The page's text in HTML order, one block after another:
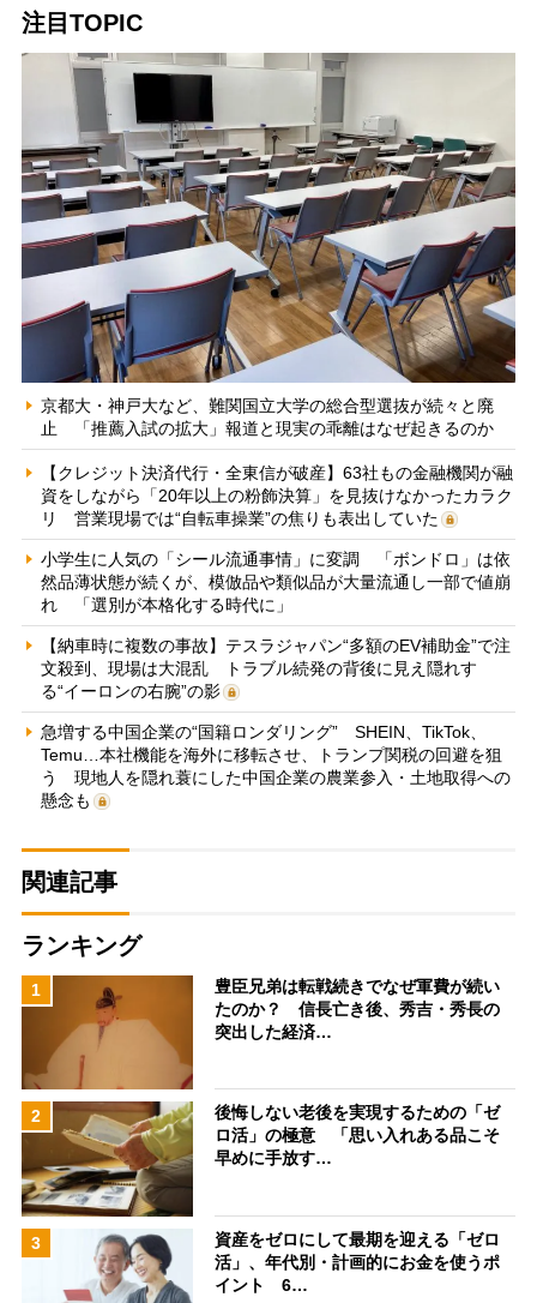
注目TOPIC
京都大・神戸大など、難関国立大学の総合型選抜が続々と廃
止 「推薦入試の拡大」報道と現実の乖離はなぜ起きるのか
【クレジット決済代行・全東信が破産】63社もの金融機関が融
資をしながら「20年以上の粉飾決算」を見抜けなかったカラク
リ 営業現場では“自転車操業”の焦りも表出していた
小学生に人気の「シール流通事情」に変調 「ボンドロ」は依
然品薄状態が続くが、模倣品や類似品が大量流通し一部で値崩
れ 「選別が本格化する時代に」
【納車時に複数の事故】テスラジャパン“多額のEV補助金”で注
文殺到、現場は大混乱 トラブル続発の背後に見え隠れす
る“イーロンの右腕”の影
急増する中国企業の“国籍ロンダリング” SHEIN、TikTok、
Temu…本社機能を海外に移転させ、トランプ関税の回避を狙
う 現地人を隠れ蓑にした中国企業の農業参入・土地取得への
懸念も
関連記事
ランキング
1
豊臣兄弟は転戦続きでなぜ軍費が続い
たのか？ 信長亡き後、秀吉・秀長の
突出した経済…
2
後悔しない老後を実現するための「ゼ
ロ活」の極意 「思い入れある品こそ
早めに手放す…
3
資産をゼロにして最期を迎える「ゼロ
活」、年代別・計画的にお金を使うポ
イント 6…